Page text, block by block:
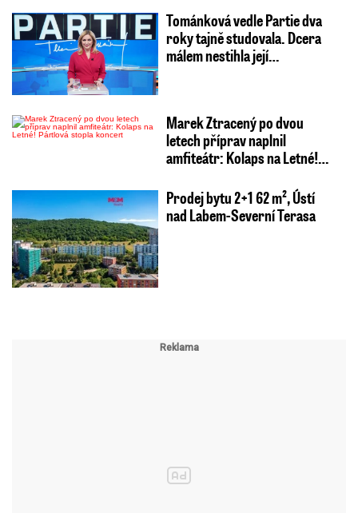
Tománková vedle Partie dva
roky tajně studovala. Dcera
málem nestihla její…
Marek Ztracený po dvou
letech příprav naplnil
amfiteátr: Kolaps na Letné!…
Prodej bytu 2+1 62 m², Ústí
nad Labem-Severní Terasa